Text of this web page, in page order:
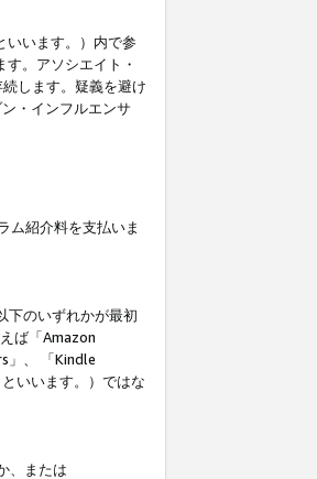
いいます。）内で参
。アソシエイト・
します。疑義を避け
・インフルエンサ
ム紹介料を支払いま
下のいずれかが最初
ば「Amazon
」、 「Kindle
といいます。）ではな
、または